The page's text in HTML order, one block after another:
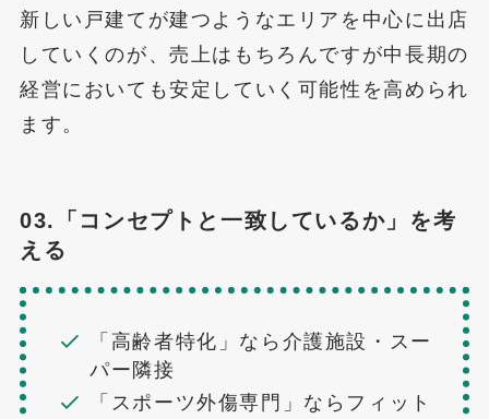
新しい戸建てが建つようなエリアを中心に出店
していくのが、売上はもちろんですが中長期の
経営においても安定していく可能性を高められ
ます。
03.「コンセプトと一致しているか」を考
える
「高齢者特化」なら介護施設・スー
パー隣接
「スポーツ外傷専門」ならフィット